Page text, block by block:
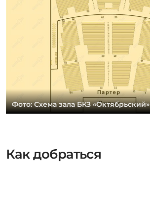
Фото: Схема зала БКЗ «Октябрьский»
Как добраться